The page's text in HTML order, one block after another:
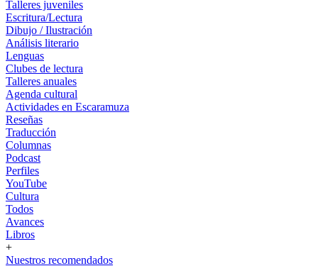
Talleres juveniles
Escritura/Lectura
Dibujo / Ilustración
Análisis literario
Lenguas
Clubes de lectura
Talleres anuales
Agenda cultural
Actividades en Escaramuza
Reseñas
Traducción
Columnas
Podcast
Perfiles
YouTube
Cultura
Todos
Avances
Libros
+
Nuestros recomendados